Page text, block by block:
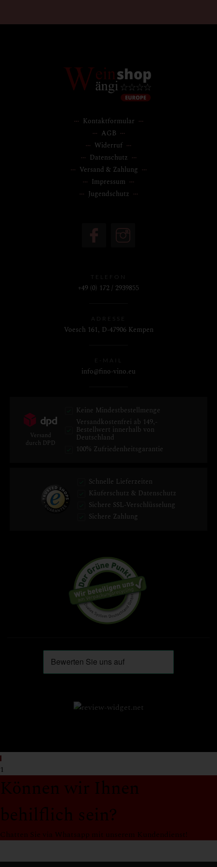
Kontaktformular
AGB
Widerruf
Datenschutz
Versand & Zahlung
Impressum
Jugendschutz
TELEFON
+49 (0) 172 / 2939855
Voesch 161, D-47906 Kempen
info@fino-vino.eu
Versand
durch DPD
Keine Mindestbestellmenge
Versandkostenfrei ab 149,-
Bestellwert innerhalb von
Deutschland
100% Zufriedenheitsgarantie
Schnelle Lieferzeiten
Käuferschutz & Datenschutz
Sichere SSL-Verschlüsselung
Sichere Zahlung
1
Können wir Ihnen
behilflich sein?
Chatten Sie via Whatsapp mit unserem Kundendienst!